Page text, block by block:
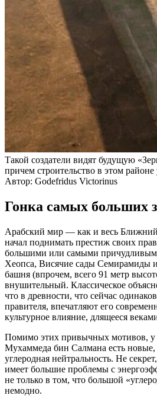
Такой создатели видят будущую
причем строительство в этом
Автор: Godefridus Victorinus
Гонка самых больших
Арабский мир — как и весь
начал поднимать престиж своих
большими или самыми
Хеопса, Висячие сады Семирамиды
башня (впрочем, всего 91 метр
внушительный. Классическое
что в древности, что сейчас
правителя, впечатляют его
культурное влияние, длящееся
Помимо этих привычных мотивов, у
Мухаммеда бин Салмана есть
углеродная нейтральность. Не
имеет большие проблемы с
не только в том, что большой
немодно.